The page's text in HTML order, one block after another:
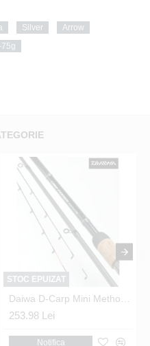
Silver
Arrow
STOC EPUIZAT
253.98 Lei
Notifica